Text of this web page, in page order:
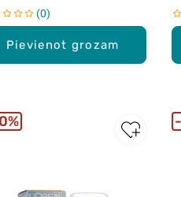
Pievienot grozam
0